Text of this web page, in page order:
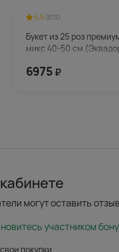
4.5 (573)
Букет из 25 роз
микс 40-50 см
6975 ₽
могут оставить отзыв
участником
покупки